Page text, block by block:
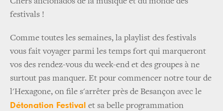
festivals !
Comme toutes les semaines, la playlist des festivals
vous fait voyager parmi les temps fort qui marqueront
vos des rendez-vous du week-end et des groupes à ne
surtout pas manquer. Et pour commencer notre tour de
l'Hexagone, on file s'arrêter près de Besançon avec le
Détonation Festival et sa belle programmation